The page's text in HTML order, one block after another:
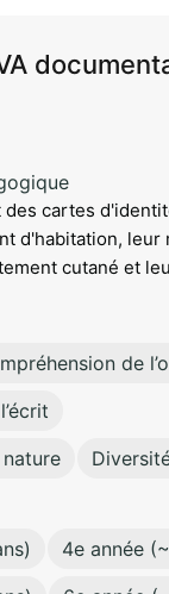
cartes
d'habitation, leur
cutané et
de
4e année